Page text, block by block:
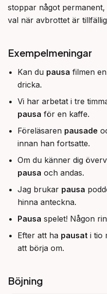
stoppar något permanent,
val när avbrottet är
Exempelmeningar
Kan du pausa filmen
dricka.
Vi har arbetat i tre
pausa för en kaffe.
Föreläsaren pausade
innan han fortsatte.
Om du känner dig
pausa och andas.
Jag brukar pausa
hinna anteckna.
Pausa spelet! Någon
Efter att ha pausat i tio
att börja om.
Böjning